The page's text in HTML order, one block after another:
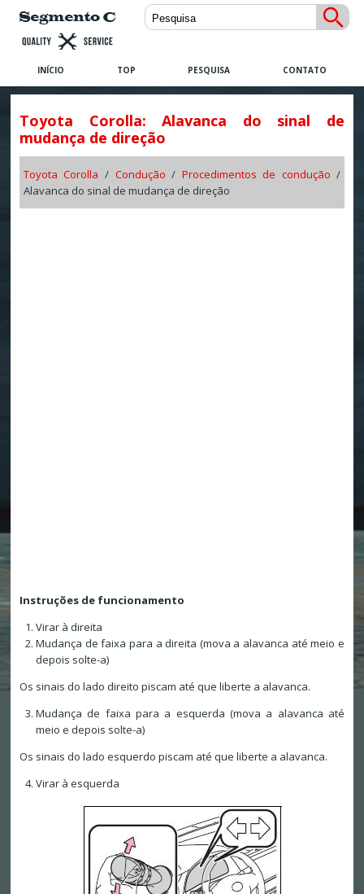
INÍCIO TOP PESQUISA CONTATO
Toyota Corolla: Alavanca do sinal de
mudança de direção
Toyota Corolla / Condução / Procedimentos de condução /
Alavanca do sinal de mudança de direção
Instruções de funcionamento
Virar à direita
Mudança de faixa para a direita (mova a alavanca até meio e
depois solte-a)
Os sinais do lado direito piscam até que liberte a alavanca.
Mudança de faixa para a esquerda (mova a alavanca até
meio e depois solte-a)
Os sinais do lado esquerdo piscam até que liberte a alavanca.
Virar à esquerda